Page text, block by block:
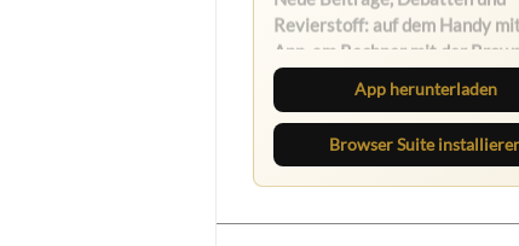
Lies unterwegs weiter,
Beiträge und behalte neue
direkt im Browser im Blick.
App herunterladen
Browser Suite